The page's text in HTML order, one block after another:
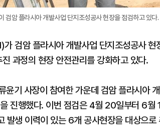
검암 플라시아 개발사업 단지조성공사 현장을 점검하고 있다
검암 플라시아 개발사업 단지조성공사
과정의 현장 안전관리를 강화하고 있다.
윤기 사장이 참여한 가운데 검암 플라시아
진행했다. 이번 점검은 4월 20일부터 6월
발생 이력이 있는 6개 공사현장을 대상으로